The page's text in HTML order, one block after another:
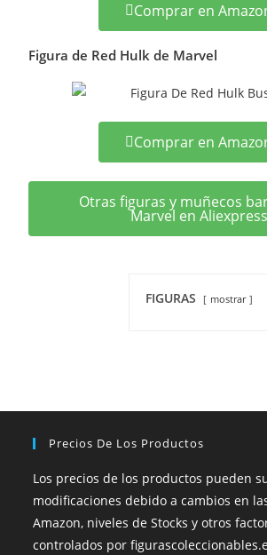
Comprar en
Figura de Red Hulk de Marvel
Comprar en
Otras figuras y muñecos
Marvel en Aliexpress
FIGURAS mostrar
Precios De Los Productos
Los precios de los productos pueden
modificaciones debido a cambios en
Amazon, niveles de Stocks y otros
controlados por